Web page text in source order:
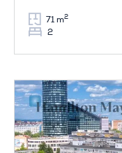
71 m2
2